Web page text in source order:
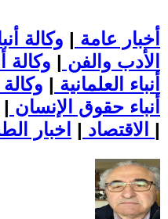
أخبار عامة | وكالة
الأدب والفن | وكالة
أنباء العلمانية |
أنباء حقوق الإنسان |
الاقتصاد | |